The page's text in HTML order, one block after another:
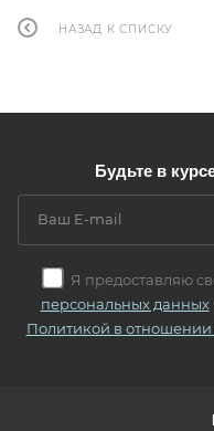
НАЗАД К СПИСКУ
Будьте в
Я предоставляю
персональных данных
Политикой в